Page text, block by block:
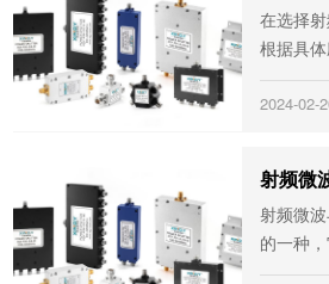
在选择
根据具
考虑以
到最适合
2024-02-
射频微
的一种
似之处